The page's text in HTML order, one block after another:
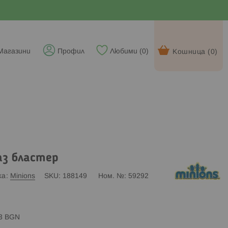
Кошница (0)
Любими (0)
Профил
бластер
Minions SKU 188149 Ном. № 59292
BGN